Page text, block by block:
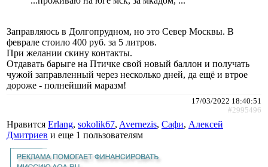
Заправляюсь в Долгопрудном, но это Север Москвы. В
феврале стоило 400 руб. за 5 литров.
При желании скину контакты.
Отдавать барыге на Птичке свой новый баллон и получать
чужой заправленный через несколько дней, да ещё и втрое
дороже - полнейший маразм!
17/03/2022 18:40:51
#2995496
Нравится Erlang, sokolik67, Avernezis, Сафи, Алексей
Дмитриев и еще 1 пользователям